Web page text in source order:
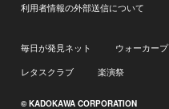
利用者情報の外部送信について
毎日が発見ネット ウォーカー
レタスクラブ
楽演祭
© KADOKAWA CORPORATION